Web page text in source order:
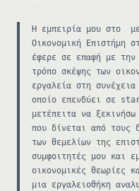
Η εμπειρία μου στο
Οικονομική Επιστήμη
έφερε σε επαφή με την
τρόπο σκέψης των
εργαλεία στη
οποίο επενδύει σε
μετέπειτα να
που δίνεται από τους
των θεμελίων της
συμφοιτητές μου και
οικονομικές θεωρίες
μια εργαλειοθήκη